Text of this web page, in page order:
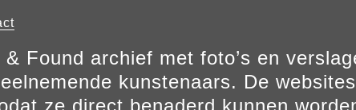
Found archief met foto’s en
kunstenaars. De
ze direct benaderd kunnen